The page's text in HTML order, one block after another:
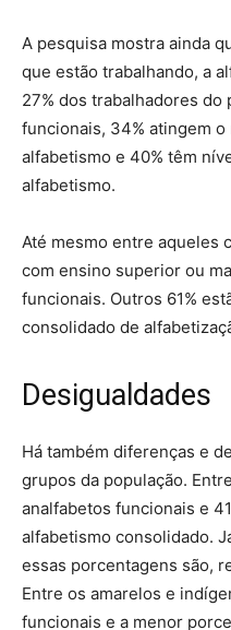
A pesquisa mostra ainda
que estão trabalhando, a
27% dos trabalhadores do
funcionais, 34% atingem
alfabetismo e 40% têm
alfabetismo.
Até mesmo entre aqueles
com ensino superior ou
funcionais. Outros 61%
consolidado de
Desigualdades
Há também diferenças e
grupos da população.
analfabetos funcionais e
alfabetismo consolidado.
essas porcentagens são,
Entre os amarelos e
funcionais e a menor